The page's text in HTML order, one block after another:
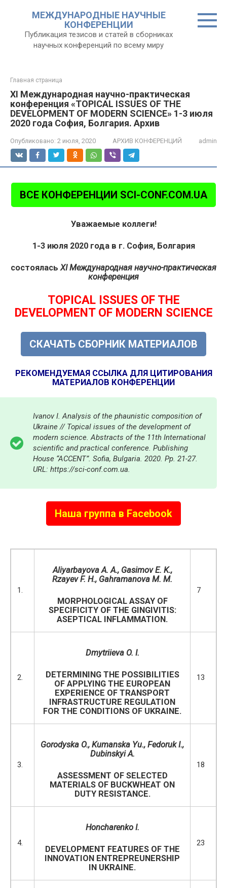
МЕЖДУНАРОДНЫЕ НАУЧНЫЕ
КОНФЕРЕНЦИИ
Публикация тезисов и статей в сборниках
научных конференций по всему миру
Главная страница
XI Международная научно-практическая
конференция «TOPICAL ISSUES OF THE
DEVELOPMENT OF MODERN SCIENCE» 1-3 июля
2020 года София, Болгария. Архив
Опубликовано: 2 июля, 2020 АРХИВ КОНФЕРЕНЦИЙ admin
ВСЕ КОНФЕРЕНЦИИ SCI-CONF.COM.UA
Уважаемые коллеги!
1-3 июля 2020 года в г. София, Болгария
состоялась ХI Международная научно-практическая
конференция
TOPICAL ISSUES OF THE
DEVELOPMENT OF MODERN SCIENCE
СКАЧАТЬ СБОРНИК МАТЕРИАЛОВ
РЕКОМЕНДУЕМАЯ ССЫЛКА ДЛЯ ЦИТИРОВАНИЯ
МАТЕРИАЛОВ КОНФЕРЕНЦИИ
Ivanov I. Analysis of the phaunistic composition of
Ukraine // Topical issues of the development of
modern science. Abstracts of the 11th International
scientific and practical conference. Publishing
House “ACCENT”. Sofia, Bulgaria. 2020. Pp. 21-27.
URL: https://sci-conf.com.ua.
Наша группа в Facebook
1.
Aliyarbayova A. A., Gasimov E. K.,
Rzayev F. H., Gahramanova M. M.
MORPHOLOGICAL ASSAY OF
SPECIFICITY OF THE GINGIVITIS:
ASEPTICAL INFLAMMATION.
7
2.
Dmytriieva O. I.
DETERMINING THE POSSIBILITIES
OF APPLYING THE EUROPEAN
EXPERIENCE OF TRANSPORT
INFRASTRUCTURE REGULATION
FOR THE CONDITIONS OF UKRAINE.
13
3.
Gorodyska O., Kumanska Yu., Fedoruk I.,
Dubinskyi A.
ASSESSMENT OF SELECTED
MATERIALS OF BUCKWHEAT ON
DUTY RESISTANCE.
18
4.
Honcharenko I.
DEVELOPMENT FEATURES OF THE
INNOVATION ENTREPREUNERSHIP
IN UKRAINE.
23